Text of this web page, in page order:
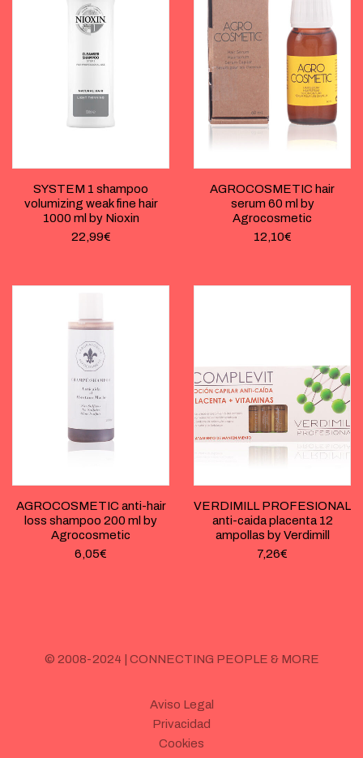
SYSTEM 1 shampoo
volumizing weak fine hair
1000 ml by Nioxin
22,99€
AGROCOSMETIC hair
serum 60 ml by
Agrocosmetic
12,10€
AGROCOSMETIC anti-hair
loss shampoo 200 ml by
Agrocosmetic
6,05€
VERDIMILL PROFESIONAL
anti-caida placenta 12
ampollas by Verdimill
7,26€
© 2008-2024 | CONNECTING PEOPLE & MORE
Aviso Legal
Privacidad
Cookies